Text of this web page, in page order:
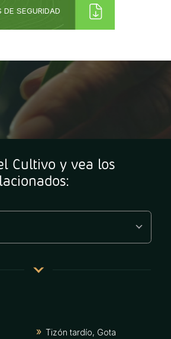
DE SEGURIDAD
Cultivo y vea los
Tizón tardío, Gota